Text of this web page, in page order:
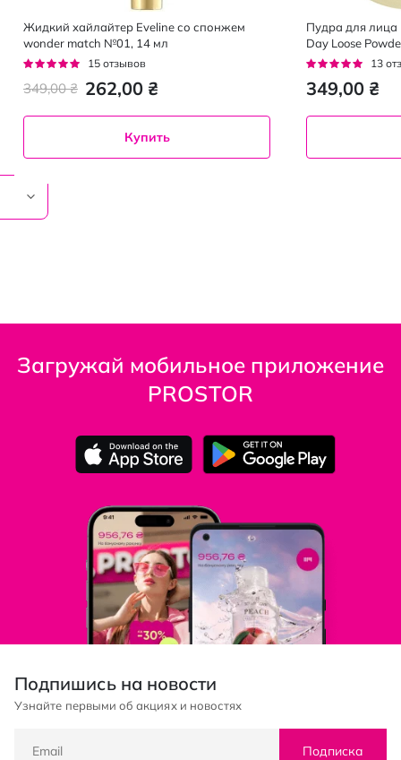
Жидкий хайлайтер Eveline со спонжем
wonder match №01, 14 мл
Рейтинг:
15 отзывов
262,00 ₴
349,00 ₴
Купить
Пудра для лица
Day Loose
Рейтинг:
13
349,00 ₴
Загружай мобильное приложение
PROSTOR
Подпишись на новости
Узнайте первыми об акциях и новостях
Подписка